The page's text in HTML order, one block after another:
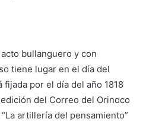
bullanguero y con
tiene lugar en el día del
por el día del año 1818
del Correo del Orinoco
artillería del pensamiento”